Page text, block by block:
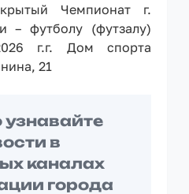
Чемпионат г.
– футболу (футзалу)
г.г. Дом спорта
21
в
каналах
города